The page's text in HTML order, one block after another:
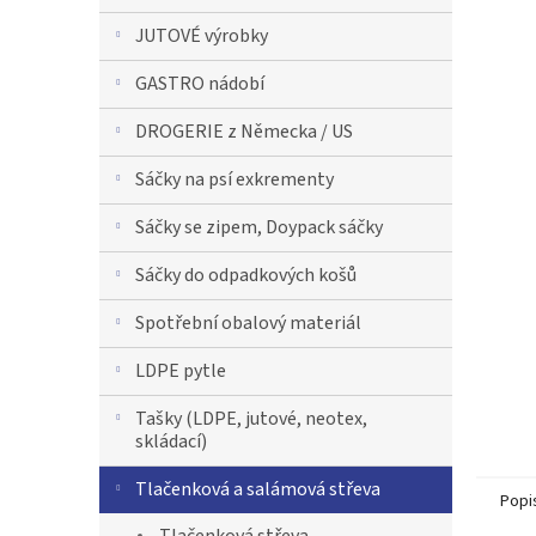
n
p
n
l
JUTOVÉ výrobky
GASTRO nádobí
DROGERIE z Německa / US
Sáčky na psí exkrementy
Sáčky se zipem, Doypack sáčky
Sáčky do odpadkových košů
Spotřební obalový materiál
LDPE pytle
Tašky (LDPE, jutové, neotex,
skládací)
Tlačenková a salámová střeva